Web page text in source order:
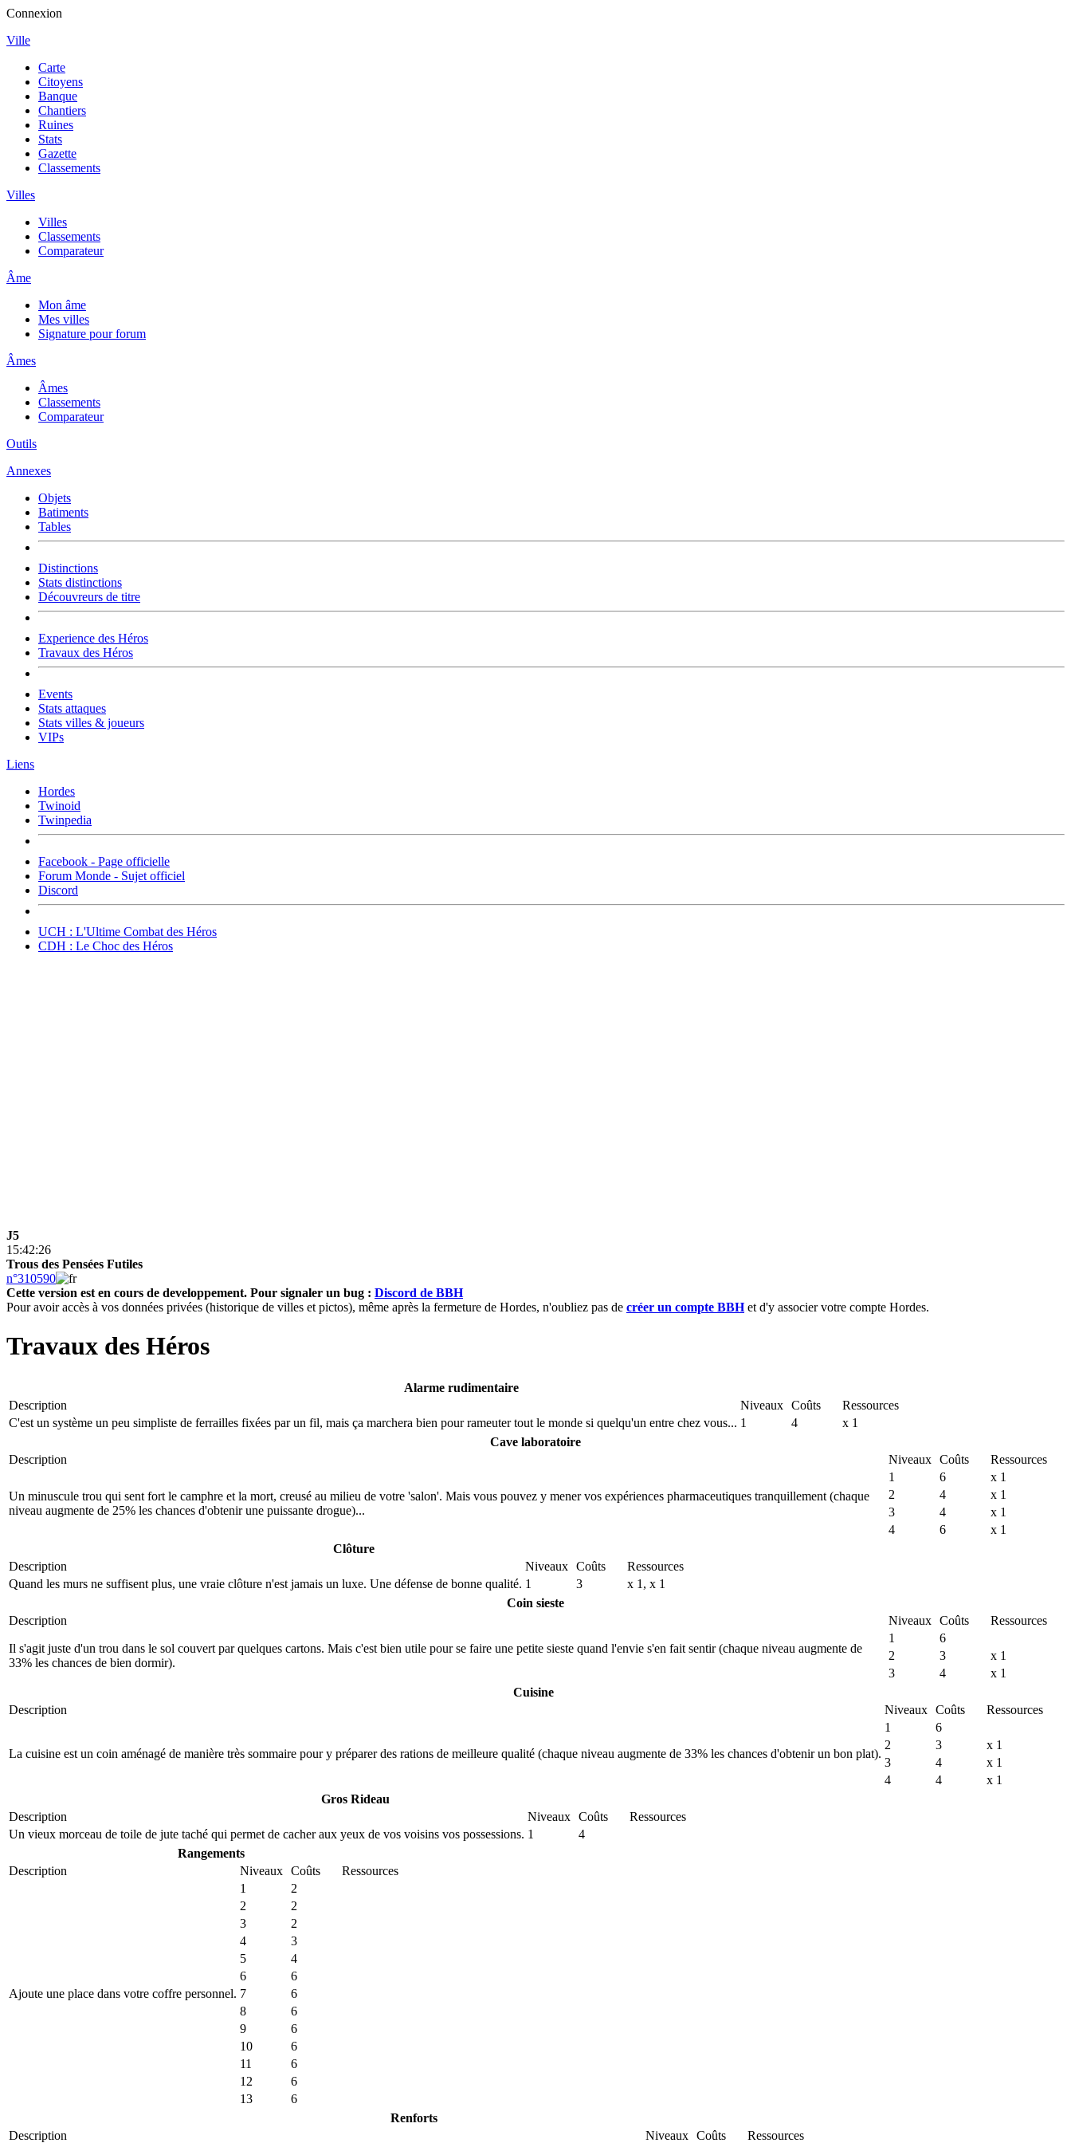
Connexion
Ville
Carte
Citoyens
Banque
Chantiers
Ruines
Stats
Gazette
Classements
Villes
Villes
Classements
Comparateur
Âme
Mon âme
Mes villes
Signature pour forum
Âmes
Âmes
Classements
Comparateur
Outils
Annexes
Objets
Batiments
Tables
Distinctions
Stats distinctions
Découvreurs de titre
Experience des Héros
Travaux des Héros
Events
Stats attaques
Stats villes & joueurs
VIPs
Liens
Hordes
Twinoid
Twinpedia
Facebook - Page officielle
Forum Monde - Sujet officiel
Discord
UCH : L'Ultime Combat des Héros
CDH : Le Choc des Héros
J5
15:42:26
Trous des Pensées Futiles
n°310590
Cette version est en cours de developpement. Pour signaler un bug : Discord de BBH
Pour avoir accès à vos données privées (historique de villes et pictos), même après la fermeture de Hordes, n'oubliez pas de créer un compte BBHet d'y associer votre compte Hordes.
Travaux des Héros
Alarme rudimentaire
Description
Niveaux Coûts
Ressources
C'est un système un peu simpliste de ferrailles fixées par un fil, mais ça marchera bien pour rameuter tout le monde si quelqu'un entre chez vous... 1 4
x 1
Cave laboratoire
Description
Niveaux Coûts Ressources
Un minuscule trou qui sent fort le camphre et la mort, creusé au milieu de votre 'salon'. Mais vous pouvez y mener vos expériences pharmaceutiques tranquillement (chaque
niveau augmente de 25% les chances d'obtenir une puissante drogue)...
1 6
x 1
2
4
x 1
3
4
x 1
4
6
x 1
Clôture
Description
Niveaux Coûts
Ressources
Quand les murs ne suffisent plus, une vraie clôture n'est jamais un luxe. Une défense de bonne qualité. 1 3 x 1, x 1
Coin sieste
Description
Niveaux Coûts Ressources
Il s'agit juste d'un trou dans le sol couvert par quelques cartons. Mais c'est bien utile pour se faire une petite sieste quand l'envie s'en fait sentir (chaque niveau augmente de
33% les chances de bien dormir).
1
6
2
3
x 1
3
4
x 1
Cuisine
Description
Niveaux Coûts Ressources
La cuisine est un coin aménagé de manière très sommaire pour y préparer des rations de meilleure qualité (chaque niveau augmente de 33% les chances d'obtenir un bon plat).
1
6
2
3
x 1
3
4
x 1
4
4
x 1
Gros Rideau
Description
Niveaux Coûts
Ressources
Un vieux morceau de toile de jute taché qui permet de cacher aux yeux de vos voisins vos possessions. 1
4
Rangements
Description
Niveaux Coûts Ressources
Ajoute une place dans votre coffre personnel.
1
2
2
2
3
2
4
3
5
4
6
6
7
6
8
6
9
6
10
6
11
6
12
6
13
6
Renforts
Description
Niveaux Coûts Ressources